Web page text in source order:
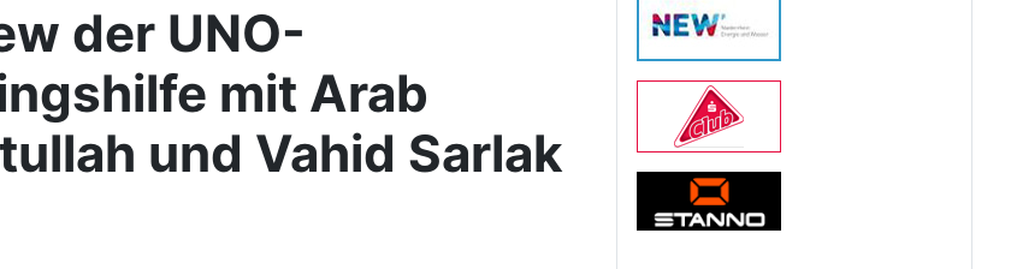
der UNO-
mit Arab
und Vahid Sarlak